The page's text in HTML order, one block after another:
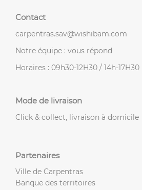
Contact
carpentras.sav@wishibam.com
Notre équipe : vous répond
Horaires : 09h30-12H30 / 14h-17H30
Mode de livraison
Click & collect, livraison à domicile
Partenaires
Ville de Carpentras
Banque des territoires